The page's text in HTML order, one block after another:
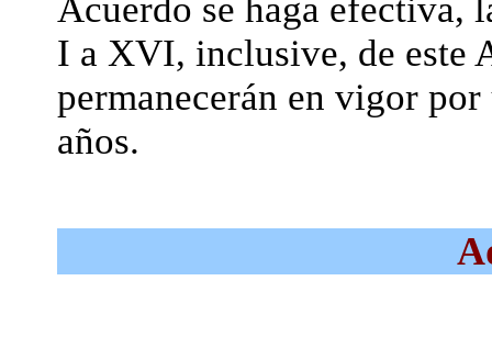
Acuerdo se haga efectiva,
I a XVI, inclusive, de este
permanecerán en vigor
años.